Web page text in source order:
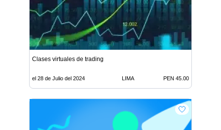
Clases virtuales de trading
el 28 de Julio del 2024 LIMA PEN 45.00